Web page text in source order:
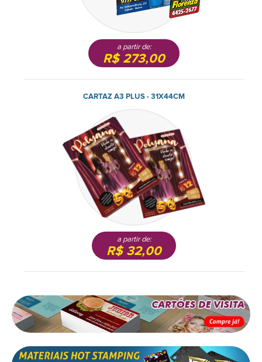
a partir de:
R$ 273,00
CARTAZ A3 PLUS - 31X44CM
a partir de:
R$ 32,00